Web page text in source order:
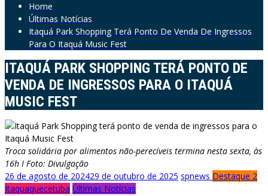
Home
Últimas Notícias
Itaquá Park Shopping Terá Ponto De Venda De Ingressos
Para O Itaquá Music Fest
ITAQUÁ PARK SHOPPING TERÁ PONTO DE
VENDA DE INGRESSOS PARA O ITAQUÁ
MUSIC FEST
Troca solidária por alimentos não-perecíveis termina nesta sexta, às
16h I Foto: Divulgação
26 de agosto de 202429 de outubro de 2025 spnews Destaque 2
Itaquaquecetuba Últimas Notícias